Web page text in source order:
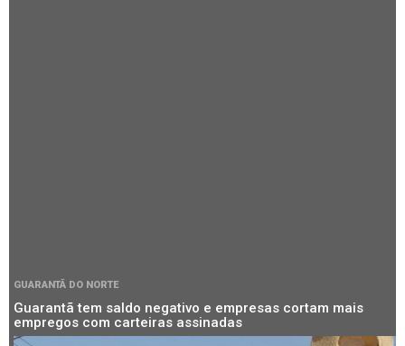
GUARANTÃ DO NORTE
Guarantã tem saldo negativo e empresas cortam mais
empregos com carteiras assinadas